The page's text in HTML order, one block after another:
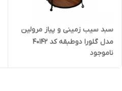
سبد سیب زمینی و پیاز مرولین
مدل گلورا دوطبقه کد 40142
ناموجود